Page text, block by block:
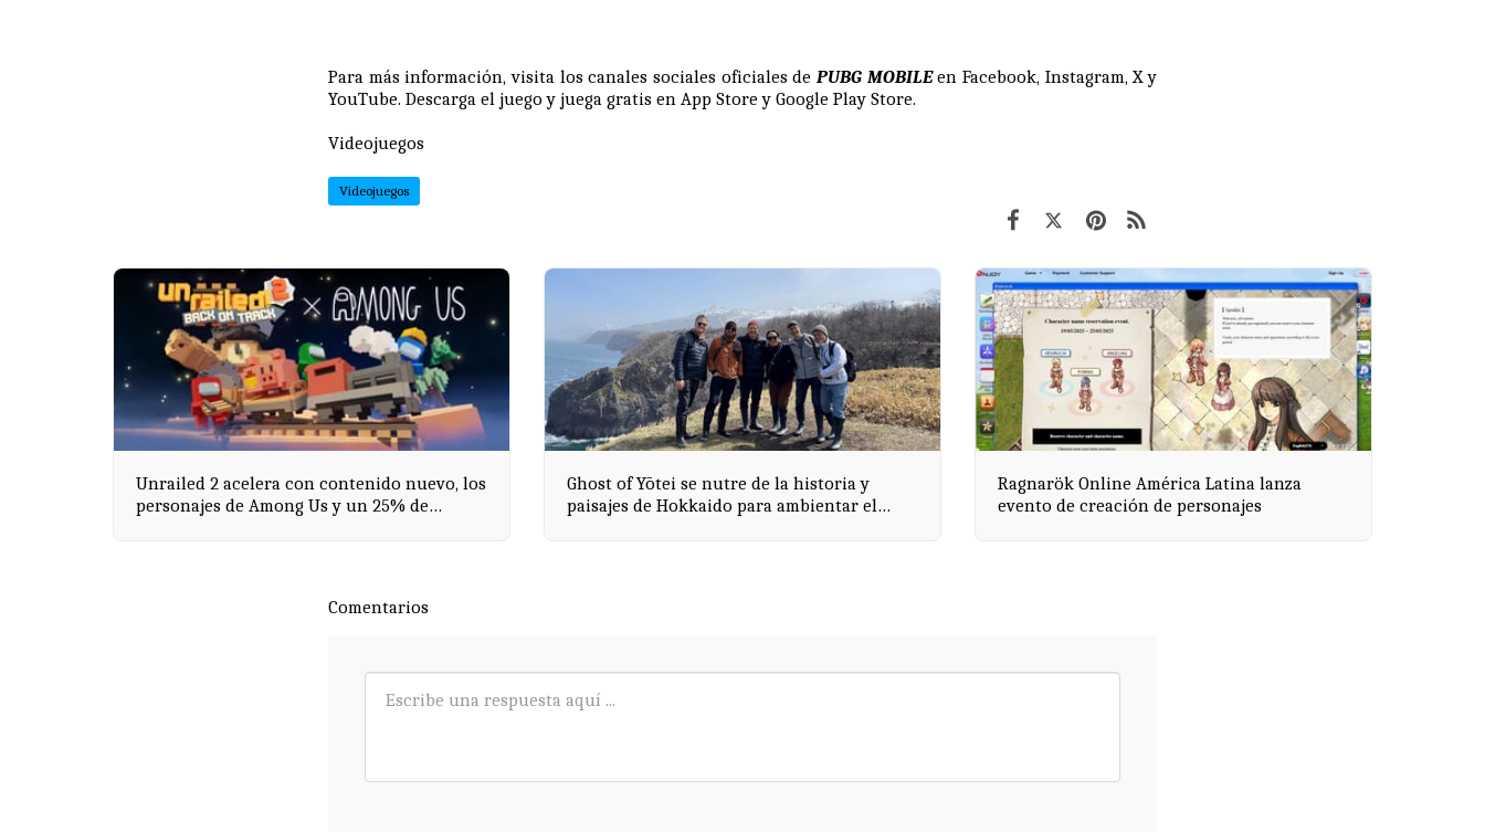
Para más información, visita los canales sociales oficiales de PUBG MOBILEenFacebook, Instagram,Xy
YouTube. Descarga el juego y juega gratis en App Store y Google Play Store.
Videojuegos
Videojuegos
Unrailed 2 acelera con contenido nuevo, los
personajes de Among Us y un 25% de
Ghost of Yōtei se nutre de la historia y
paisajes de Hokkaido para ambientar el
Ragnarök Online América Latina lanza
evento de creación de personajes
Comentarios